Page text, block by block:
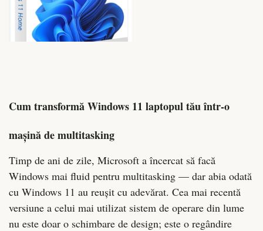
Cum transformă Windows 11 laptopul tău într-o
mașină de multitasking
Timp de ani de zile, Microsoft a încercat să facă
Windows mai fluid pentru multitasking — dar abia odată
cu Windows 11 au reușit cu adevărat. Cea mai recentă
versiune a celui mai utilizat sistem de operare din lume
nu este doar o schimbare de design; este o regândire